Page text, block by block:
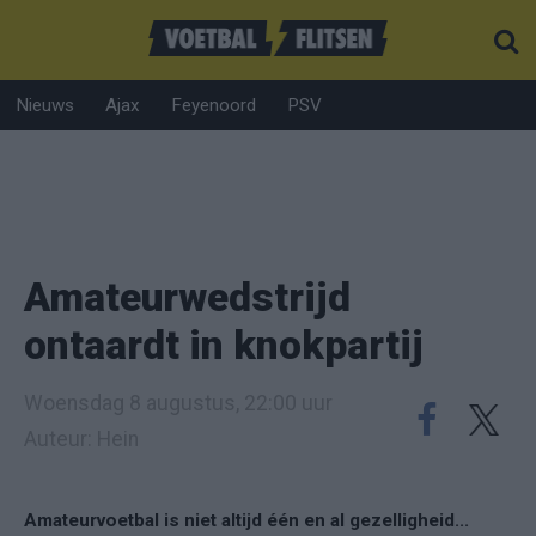
Nieuws Ajax Feyenoord PSV
Amateurwedstrijd
ontaardt in knokpartij
Amateurvoetbal is niet altijd één en al gezelligheid...